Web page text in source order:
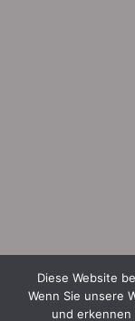
Diese Website
Wenn Sie unsere
und erkennen